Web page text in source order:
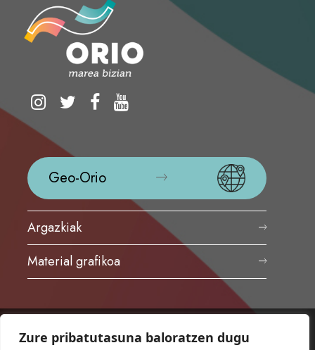
Zure pribatutasuna baloratzen dugu
Geo-Orio
Argazkiak
Material grafikoa
ORIOKO UDALA